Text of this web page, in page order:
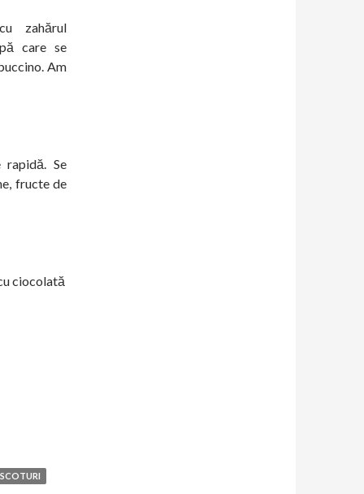
zahărul
care se
Am
rapidă. Se
fructe de
ciocolată